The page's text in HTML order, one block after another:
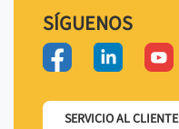
SÍGUENOS
SERVICIO AL CLIENTE